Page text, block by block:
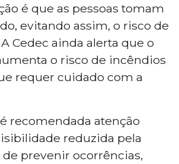
é que as pessoas tomam
evitando assim, o risco de
Cedec ainda alerta que o
o risco de incêndios
requer cuidado com a
recomendada atenção
reduzida pela
prevenir ocorrências,